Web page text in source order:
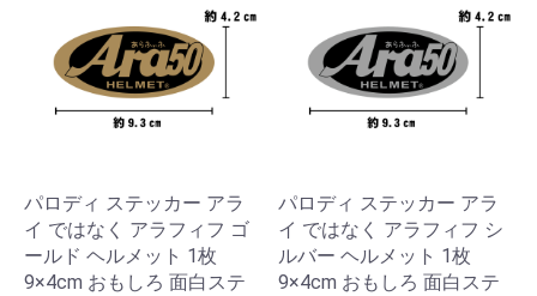
パロディ ステッカー アラ
イ ではなく アラフィフ ゴ
ールド ヘルメット 1枚
9×4cm おもしろ 面白ステ
パロディ ステッカー アラ
イ ではなく アラフィフ シ
ルバー ヘルメット 1枚
9×4cm おもしろ 面白ステ